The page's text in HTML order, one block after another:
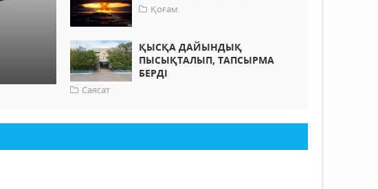
Қоғам
ҚЫСҚА ДАЙЫНДЫҚ
ПЫСЫҚТАЛЫП, ТАПСЫРМА
БЕРДІ
Саясат